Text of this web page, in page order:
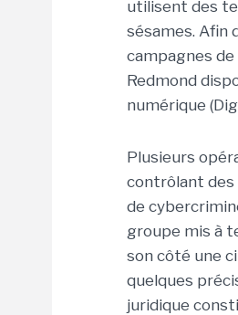
utilisent des
sésames. Afin
campagnes
Redmond
numérique
Plusieurs
contrôlant des
de
groupe mis à
son côté une
quelques
juridique